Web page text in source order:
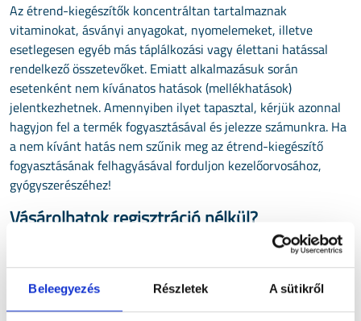
Beleegyezés Részletek A sütikről
Az étrend-kiegészítők koncentráltan tartalmaznak
vitaminokat, ásványi anyagokat, nyomelemeket, illetve
esetlegesen egyéb más táplálkozási vagy élettani hatással
rendelkező összetevőket. Emiatt alkalmazásuk során
esetenként nem kívánatos hatások (mellékhatások)
jelentkezhetnek. Amennyiben ilyet tapasztal, kérjük azonnal
hagyjon fel a termék fogyasztásával és jelezze számunkra. Ha
a nem kívánt hatás nem szűnik meg az étrend-kiegészítő
fogyasztásának felhagyásával forduljon kezelőorvosához,
gyógyszerészéhez!
Vásárolhatok regisztráció nélkül?
Természetesen nem szükséges regisztrálni a vásárláshoz,
anélkül el elküldheti megrendelését. Azonban a regisztráció
nem jár semmilyen kötelezettséggel, viszont kényelmesebb és
gyorsabb vásárlási élményt tesz lehetővé a későbbiekben.